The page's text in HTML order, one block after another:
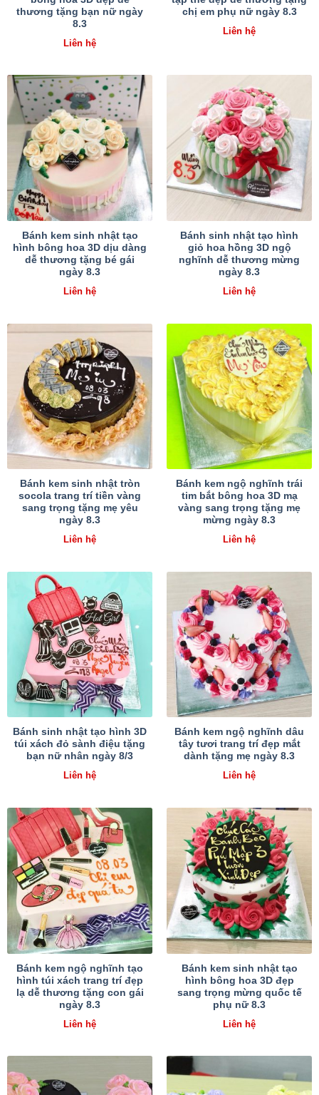
thương tặng bạn nữ ngày
8.3
Liên hệ
chị em phụ nữ ngày 8.3
Liên hệ
Bánh kem sinh nhật tạo
hình bông hoa 3D dịu dàng
dễ thương tặng bé gái
ngày 8.3
Liên hệ
Bánh sinh nhật tạo hình
giỏ hoa hồng 3D ngộ
nghĩnh dễ thương mừng
ngày 8.3
Liên hệ
Bánh kem sinh nhật tròn
socola trang trí tiền vàng
sang trọng tặng mẹ yêu
ngày 8.3
Liên hệ
Bánh kem ngộ nghĩnh trái
tim bắt bông hoa 3D mạ
vàng sang trọng tặng mẹ
mừng ngày 8.3
Liên hệ
Bánh sinh nhật tạo hình 3D
túi xách đỏ sành điệu tặng
bạn nữ nhân ngày 8/3
Liên hệ
Bánh kem ngộ nghĩnh dâu
tây tươi trang trí đẹp mắt
dành tặng mẹ ngày 8.3
Liên hệ
Bánh kem ngộ nghĩnh tạo
hình túi xách trang trí đẹp
lạ dễ thương tặng con gái
ngày 8.3
Liên hệ
Bánh kem sinh nhật tạo
hình bông hoa 3D đẹp
sang trọng mừng quốc tế
phụ nữ 8.3
Liên hệ